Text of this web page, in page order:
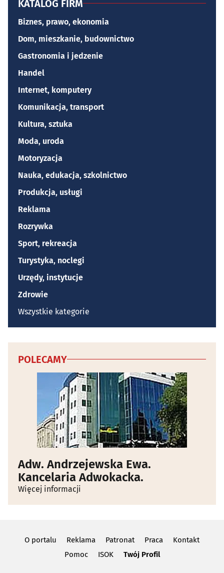
KATALOG FIRM
Biznes, prawo, ekonomia
Dom, mieszkanie, budownictwo
Gastronomia i jedzenie
Handel
Internet, komputery
Komunikacja, transport
Kultura, sztuka
Moda, uroda
Motoryzacja
Nauka, edukacja, szkolnictwo
Produkcja, usługi
Reklama
Rozrywka
Sport, rekreacja
Turystyka, noclegi
Urzędy, instytucje
Zdrowie
Wszystkie kategorie
POLECAMY
Adw. Andrzejewska Ewa.
Kancelaria Adwokacka.
Więcej informacji
O portalu Reklama Patronat Praca
Kontakt
Pomoc
ISOK Twój Profil